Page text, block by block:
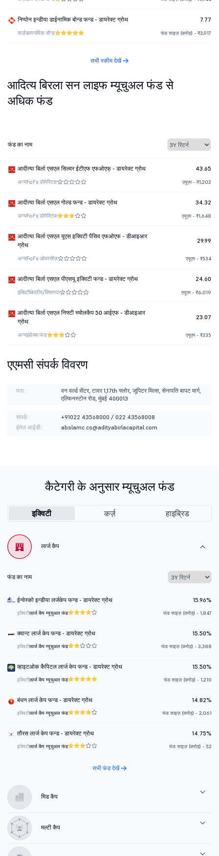
निप्पोन इन्डीया डाईनामिक बोन्ड फन्ड - डायरेक्ट ग्रोथ 7.77
कर्ज़डायनामिक बॉन्ड फंड साइज़ (करोड़) - ₹3,917
सभी स्कीम देखें
आदित्य बिरला सन लाइफ म्यूचुअल फंड से
अधिक फंड
फंड का नाम
आदीत्या बिर्ला एसएल सिल्वर ईटीएफ एफओएफ् - डायरेक्ट ग्रोथ 43.65
अन्यFoFs डोमेस्टिक एयूएम - ₹1,202
आदीत्या बिर्ला एसएल गोल्ड फन्ड - डायरेक्ट ग्रोथ 34.32
अन्यFoFs डोमेस्टिक एयूएम - ₹1,648
आदीत्या बिर्ला एसएल यूएस इक्विटी पैसिव एफओएफ - डीआइआर
ग्रोथ
29.99
अन्यFoFs ओवरसीज़ एयूएम - ₹534
आदीत्या बिर्ला एसएल पीएसयू इक्विटी फन्ड - डायरेक्ट ग्रोथ 24.60
इक्विटीक्षेत्रीय/विषयगत एयूएम - ₹6,019
आदीत्या बिर्ला एसएल निफ्टी स्मोलकैप 50 आईएफ - डीआइआर
ग्रोथ
23.07
अन्यइंडेक्स फंड एयूएम - ₹335
एएमसी संपर्क विवरण
पता :
वन वर्ल्ड सेंटर, टावर 1,17th फ्लोर, जूपिटर मिल्स, सेनापति बापट मार्ग,
एल्फिनस्टोन रोड, मुंबई 400013
संपर्क :
+91022 43568000 / 022 43568008
ईमेल आईडी :
abslamc.cs@adityabirlacapital.com
कैटेगरी के अनुसार म्यूचुअल फंड
इक्विटी कर्ज़ हाइब्रिड
लार्ज कैप
फंड का नाम
ईन्वेस्को इन्डीया लर्जकेप फन्ड - डायरेक्ट ग्रोथ 15.96%
इक्विटीलार्ज कैप म्यूचुअल फंड फंड साइज़ (करोड़) - 1,847
क्वान्ट लार्ज केप फन्ड - डायरेक्ट ग्रोथ 15.50%
इक्विटीलार्ज कैप म्यूचुअल फंड फंड साइज़ (करोड़) - 3,388
व्हाइटओक कैपिटल लार्ज केप फन्ड - डायरेक्ट ग्रोथ 15.50%
इक्विटीलार्ज कैप म्यूचुअल फंड फंड साइज़ (करोड़) - 1,210
बंधन लार्ज केप फन्ड - डायरेक्ट ग्रोथ 14.82%
इक्विटीलार्ज कैप म्यूचुअल फंड फंड साइज़ (करोड़) - 2,061
तौरस लार्ज केप फन्ड - डायरेक्ट ग्रोथ 14.75%
इक्विटीलार्ज कैप म्यूचुअल फंड फंड साइज़ (करोड़) - 52
सभी फंड देखें
मिड कैप
मल्टी कैप